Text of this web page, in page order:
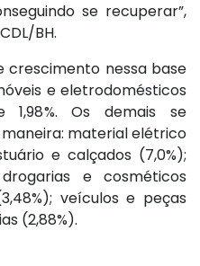
se recuperar”,
BH.
crescimento nessa base
e eletrodomésticos
1,98%. Os demais se
material elétrico
e calçados (7,0%);
e cosméticos
veículos e peças
(2,88%).